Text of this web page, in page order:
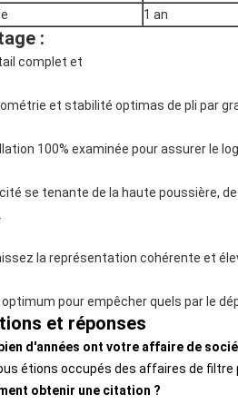
1 an
:
complet et
et stabilité optimas de pli par
100% examinée pour assurer le
se tenante de la haute poussière,
la représentation cohérente et
pour empêcher quels par le
et réponses
d'années ont votre affaire de
étions occupés des affaires de filtre
obtenir une citation ?